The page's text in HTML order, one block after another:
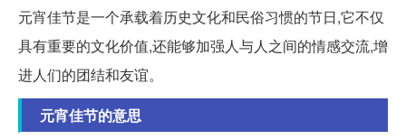
元宵佳节是一个承载着历史文化和民俗习惯的节日,它不仅
具有重要的文化价值,还能够加强人与人之间的情感交流,增
进人们的团结和友谊。
元宵佳节的意思